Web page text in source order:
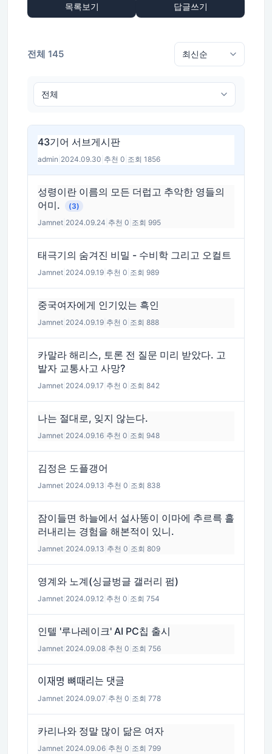
목록보기 답글쓰기
전체 145
43기어 서브게시판
admin 2024.09.30 추천 0 조회 1856
성령이란 이름의 모든 더럽고 추악한 영들의
어미.
(3)
Jamnet 2024.09.24 추천 0 조회 995
태극기의 숨겨진 비밀 - 수비학 그리고 오컬트
Jamnet 2024.09.19 추천 0 조회 989
중국여자에게 인기있는 흑인
Jamnet 2024.09.19 추천 0 조회 888
카말라 해리스, 토론 전 질문 미리 받았다. 고
발자 교통사고 사망?
Jamnet 2024.09.17 추천 0 조회 842
나는 절대로, 잊지 않는다.
Jamnet 2024.09.16 추천 0 조회 948
김정은 도플갱어
Jamnet 2024.09.13 추천 0 조회 838
잠이들면 하늘에서 설사똥이 이마에 추르륵 흘
러내리는 경험을 해본적이 있니.
Jamnet 2024.09.13 추천 0 조회 809
영계와 노계(싱글벙글 갤러리 펌)
Jamnet 2024.09.12 추천 0 조회 754
인텔 '루나레이크' AI PC칩 출시
Jamnet 2024.09.08 추천 0 조회 756
이재명 뼈때리는 댓글
Jamnet 2024.09.07 추천 0 조회 778
카리나와 정말 많이 닮은 여자
Jamnet 2024.09.06 추천 0 조회 799